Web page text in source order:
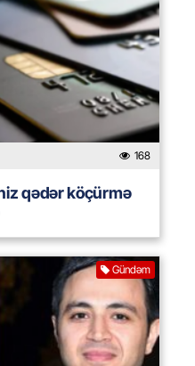
168
qədər köçürmə
Gündəm